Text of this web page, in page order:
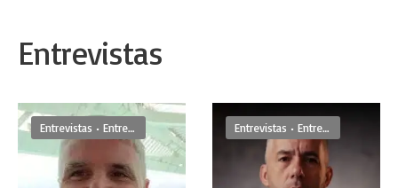
Entrevistas
Entrevistas • Entrevistas De Frente Entrevistas • Entrevistas De Frente